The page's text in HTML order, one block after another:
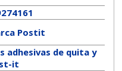
Postit
adhesivas de quita y
it